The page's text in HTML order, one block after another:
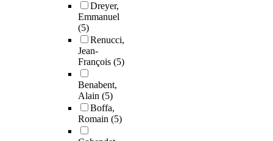
Dreyer,
Emmanuel
(5)
Renucci,
Jean-
François (5)
Benabent,
Alain (5)
Boffa,
Romain (5)